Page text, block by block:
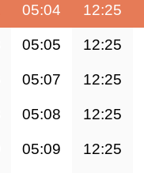
05:04 12:25
05:05 12:25
05:07 12:25
05:08 12:25
05:09 12:25